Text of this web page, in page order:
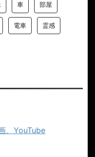
車 部屋
電車 霊感
、YouTube